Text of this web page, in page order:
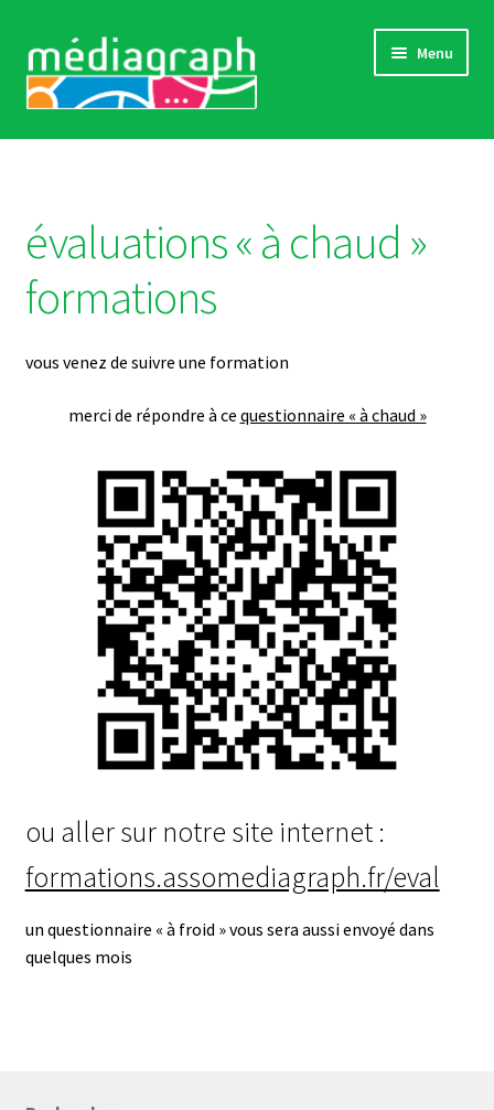
à
la
au
contenu
Menu
Catalogue complet
Actualités
« Références »
Sensibilisations
évaluations « à chaud »
formations
vous venez de suivre une formation
merci de répondre à ce questionnaire « à chaud »
ou aller sur notre site internet :
formations.assomediagraph.fr/eval
un questionnaire « à froid » vous sera aussi envoyé dans
quelques mois